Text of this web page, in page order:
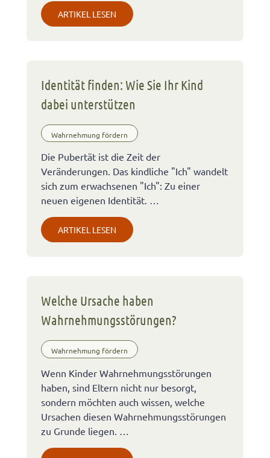
ARTIKEL LESEN
Identität finden: Wie Sie Ihr Kind
dabei unterstützen
Wahrnehmung fördern
Die Pubertät ist die Zeit der
Veränderungen. Das kindliche "Ich" wandelt
sich zum erwachsenen "Ich": Zu einer
neuen eigenen Identität. …
ARTIKEL LESEN
Welche Ursache haben
Wahrnehmungsstörungen?
Wahrnehmung fördern
Wenn Kinder Wahrnehmungsstörungen
haben, sind Eltern nicht nur besorgt,
sondern möchten auch wissen, welche
Ursachen diesen Wahrnehmungsstörungen
zu Grunde liegen. …